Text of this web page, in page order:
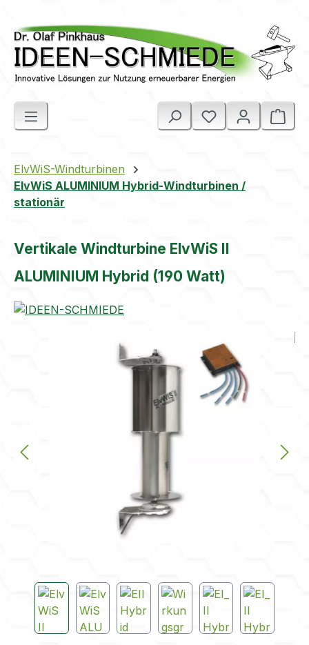
ElvWiS-Windturbinen
ElvWiS ALUMINIUM Hybrid-Windturbinen /
stationär
Vertikale Windturbine ElvWiS II
ALUMINIUM Hybrid (190 Watt)